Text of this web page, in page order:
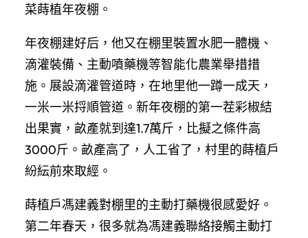
菜蒔植年夜棚。
年夜棚建好后，他又在棚里裝置水肥一體機、
滴灌裝備、主動噴藥機等智能化農業舉措措
施。展設滴灌管道時，在地里他一蹲一成天，
一米一米捋順管道。新年夜棚的第一茬彩椒結
出果實，畝產就到達1.7萬斤，比擬之條件高
3000斤。畝產高了，人工省了，村里的蒔植戶
紛紜前來取經。
蒔植戶馮建義對棚里的主動打藥機很感愛好。
第二年春天，很多就為馮建義聯絡接觸主動打